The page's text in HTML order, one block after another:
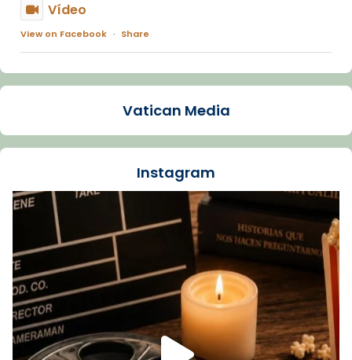
Vídeo
View on Facebook · Share
Arquebisbat de Barcelona
La Carmina va patir depressió. Fa gairebé
dos mesos, a l'Estadi Lluís Companys, la
Recupera l'entrevista comp
Vatican
tican News 👇
www.vaticannews.va/es/iglesia/news/2026-
07/carmina-historia-depresion-papa-viaje-
espana-testimoni...
Foto
View on Facebook · Share
Vatican Media
Instagram